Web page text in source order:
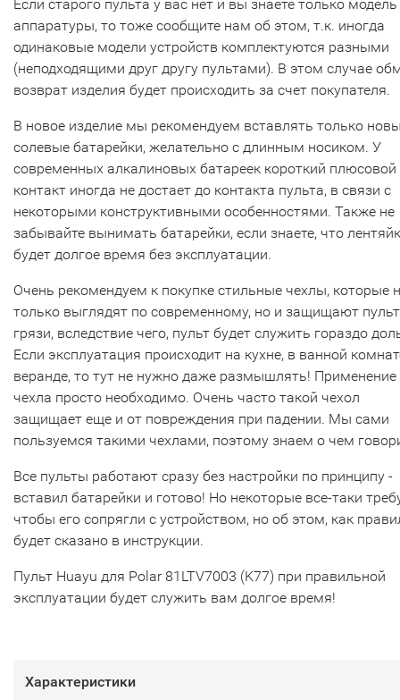
Если старого пульта у вас нет и вы знаете только модель
аппаратуры, то тоже сообщите нам об этом, т.к. иногда
одинаковые модели устройств комплектуются разными
(неподходящими друг другу пультами). В этом случае
возврат изделия будет происходить за счет покупателя.
В новое изделие мы рекомендуем вставлять только
солевые батарейки, желательно с длинным носиком. У
современных алкалиновых батареек короткий плюсовой
контакт иногда не достает до контакта пульта, в связи с
некоторыми конструктивными особенностями. Также не
забывайте вынимать батарейки, если знаете, что
будет долгое время без эксплуатации.
Очень рекомендуем к покупке стильные чехлы, которые
только выглядят по современному, но и защищают
грязи, вследствие чего, пульт будет служить гораздо
Если эксплуатация происходит на кухне, в ванной
веранде, то тут не нужно даже размышлять! Применение
чехла просто необходимо. Очень часто такой чехол
защищает еще и от повреждения при падении. Мы сами
пользуемся такими чехлами, поэтому знаем о чем
Все пульты работают сразу без настройки по принципу -
вставил батарейки и готово! Но некоторые все-таки
чтобы его сопрягли с устройством, но об этом, как
будет сказано в инструкции.
Пульт Huayu для Polar 81LTV7003 (K77) при правильной
эксплуатации будет служить вам долгое время!
Характеристики